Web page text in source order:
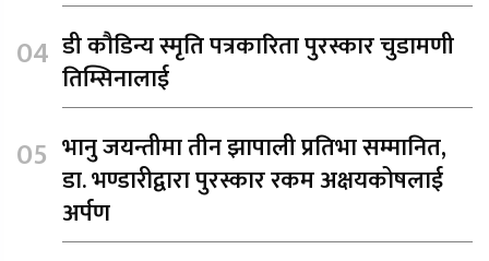
डी कौडिन्य स्मृति पत्रकारिता पुरस्कार चुडामणी
तिम्सिनालाई
भानु जयन्तीमा तीन झापाली प्रतिभा सम्मानित,
डा. भण्डारीद्वारा पुरस्कार रकम अक्षयकोषलाई
अर्पण